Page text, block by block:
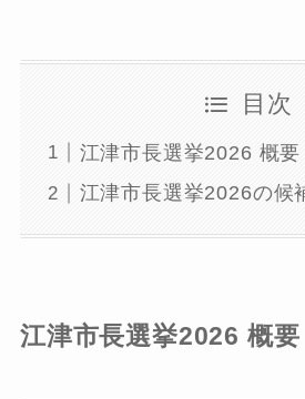
目次
江津市長選挙2026 概要
江津市長選挙2026の候
江津市長選挙2026 概要